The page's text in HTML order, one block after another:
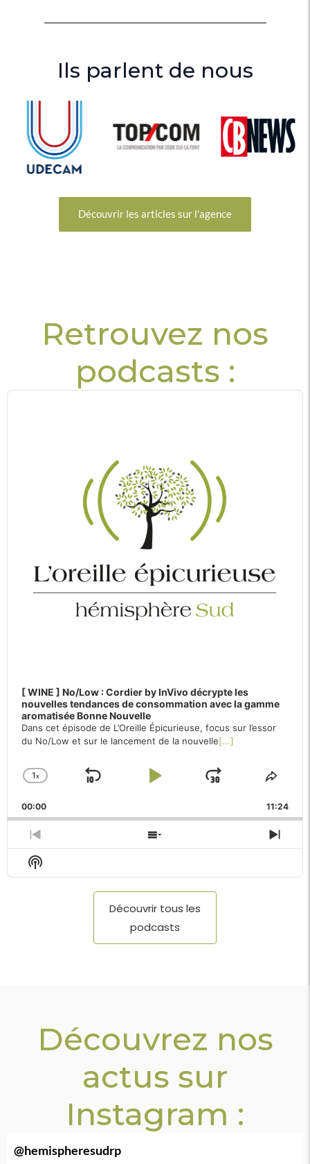
Ils parlent de nous
Découvrir les articles sur l'agence
Retrouvez nos
podcasts :
Audio
[ WINE ] No/Low : Cordier by InVivo décrypte les
nouvelles tendances de consommation avec la gamme
aromatisée Bonne Nouvelle
Dans cet épisode de L’Oreille Épicurieuse, focus sur l’essor
du No/Low et sur le lancement de la nouvelle[...]
Change
Rate
1x
Skip
Play
Jump
Forward
Share
00:00 11:24
Previous
Episode
Show
Episodes
Next
Show
Podcast
Information
Découvrir tous les
podcasts
Découvrez nos
actus sur
Instagram :
@hemispheresudrp